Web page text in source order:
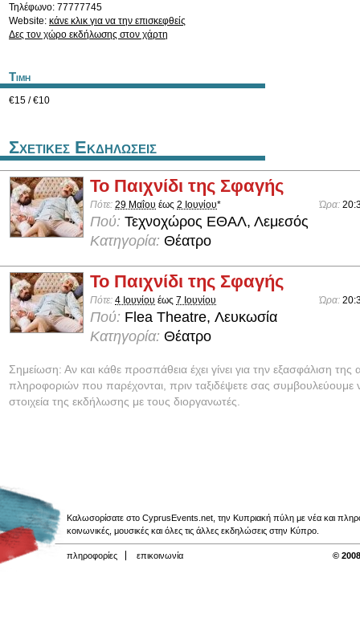
Τηλέφωνο: 77777745
Website: κάνε κλικ για να την επισκεφθείς
Δες τον χώρο εκδήλωσης στον χάρτη
Τιμη
€15 / €10
Σχετικες Εκδηλωσεις
Το Παιχνίδι της Σφαγής
Πότε: 29 Μαΐου έως 2 Ιουνίου* Ώρα:
Πού: Τεχνοχώρος ΕΘΑΛ, Λεμεσός
Κατηγορία: Θέατρο
Το Παιχνίδι της Σφαγής
Πότε: 4 Ιουνίου έως 7 Ιουνίου Ώρα:
Πού: Flea Theatre, Λευκωσία
Κατηγορία: Θέατρο
Σημείωση: Αν και κάθε προσπάθεια έχει γίνει για την εξασφάλιση της
πληροφοριών που παρέχονται, πριν ταξιδέψετε σας συμβουλεύουμε
στοιχεία της εκδήλωσης με τους διοργανωτές.
Καλωσορίσατε στο CyprusEvents.net, την Κυπριακή πύλη με νέα και
κοινωνικές, μουσικές και όλες τις άλλες εκδηλώσεις στην Κύπρο.
πληροφορίες επικοινωνία ©